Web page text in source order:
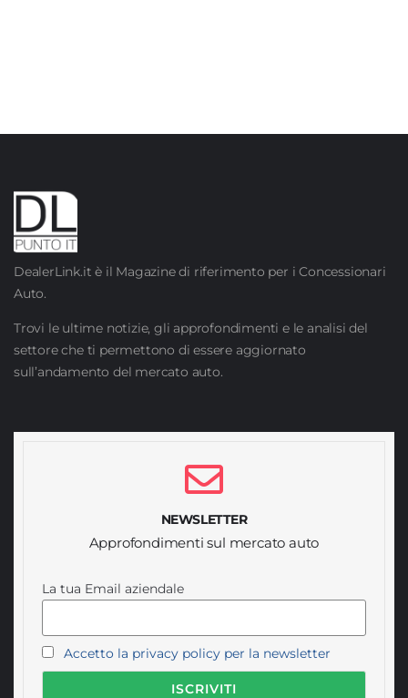
DealerLink.it è il Magazine di riferimento per i Concessionari
Auto.
Trovi le ultime notizie, gli approfondimenti e le analisi del
settore che ti permettono di essere aggiornato
sull’andamento del mercato auto.
NEWSLETTER
Approfondimenti sul mercato auto
La tua Email aziendale
Accetto la privacy policy per la newsletter